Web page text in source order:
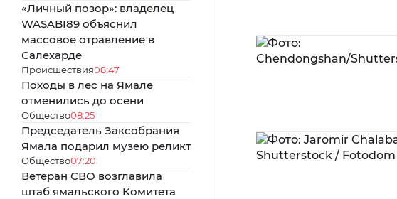
«Личный позор»: владелец
WASABI89 объяснил
массовое отравление в
Салехарде
Происшествия08:47
Походы в лес на Ямале
отменились до осени
Общество08:25
Председатель Заксобрания
Ямала подарил музею реликт
Общество07:20
Ветеран СВО возглавила
штаб ямальского Комитета